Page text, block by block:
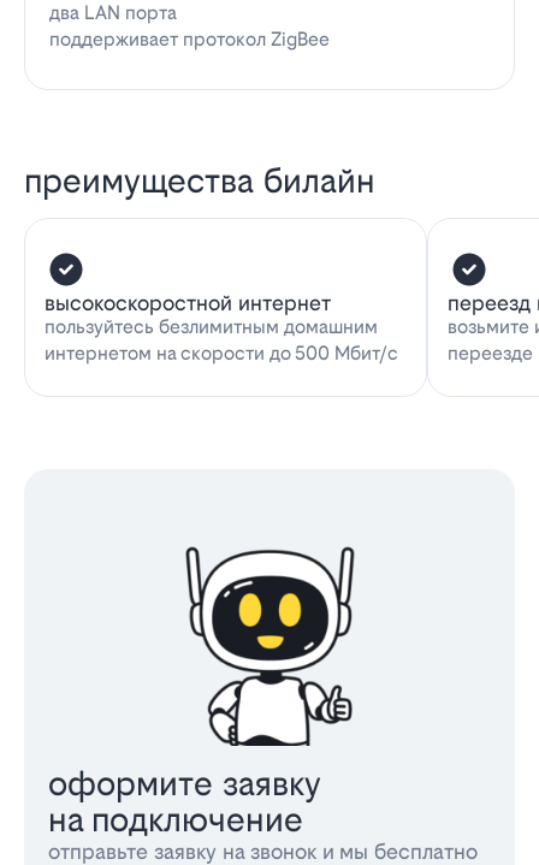
два LAN порта
поддерживает протокол ZigBee
преимущества билайн
высокоскоростной интернет
пользуйтесь безлимитным домашним
интернетом на скорости до 500 Мбит/с
переезд
возьмите
переезде
оформите заявку
на подключение
отправьте заявку на звонок и мы бесплатно